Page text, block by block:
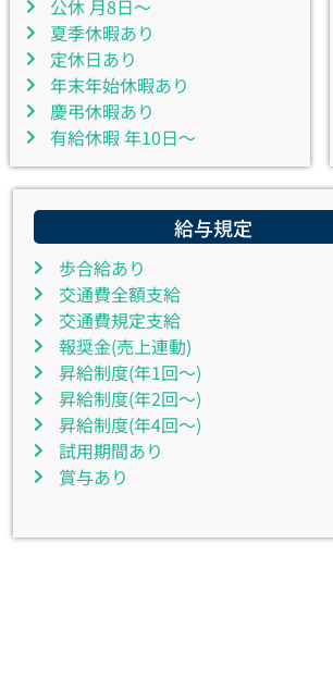
公休 月8日～
夏季休暇あり
定休日あり
年末年始休暇あり
慶弔休暇あり
有給休暇 年10日～
給与規定
歩合給あり
交通費全額支給
交通費規定支給
報奨金(売上連動)
昇給制度(年1回～)
昇給制度(年2回～)
昇給制度(年4回～)
試用期間あり
賞与あり